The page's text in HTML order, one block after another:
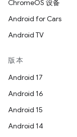
ChromeOS 设备
Android for Cars
Android TV
版本
Android 17
Android 16
Android 15
Android 14